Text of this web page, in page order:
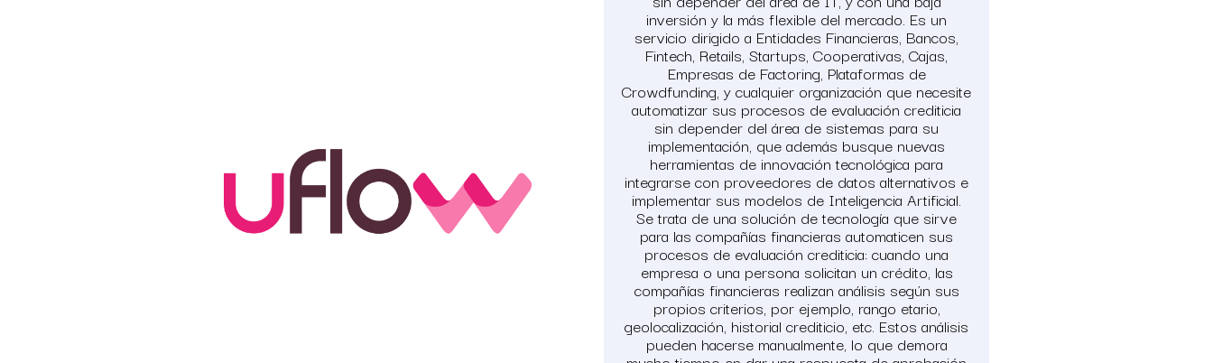
inversión y la más flexible del mercado. Es un
servicio dirigido a Entidades Financieras, Bancos,
Fintech, Retails, Startups, Cooperativas, Cajas,
Empresas de Factoring, Plataformas de
Crowdfunding, y cualquier organización que necesite
automatizar sus procesos de evaluación crediticia
sin depender del área de sistemas para su
implementación, que además busque nuevas
herramientas de innovación tecnológica para
integrarse con proveedores de datos alternativos e
implementar sus modelos de Inteligencia Artificial.
Se trata de una solución de tecnología que sirve
para las compañías financieras automaticen sus
procesos de evaluación crediticia: cuando una
empresa o una persona solicitan un crédito, las
compañías financieras realizan análisis según sus
propios criterios, por ejemplo, rango etario,
geolocalización, historial crediticio, etc. Estos análisis
pueden hacerse manualmente, lo que demora